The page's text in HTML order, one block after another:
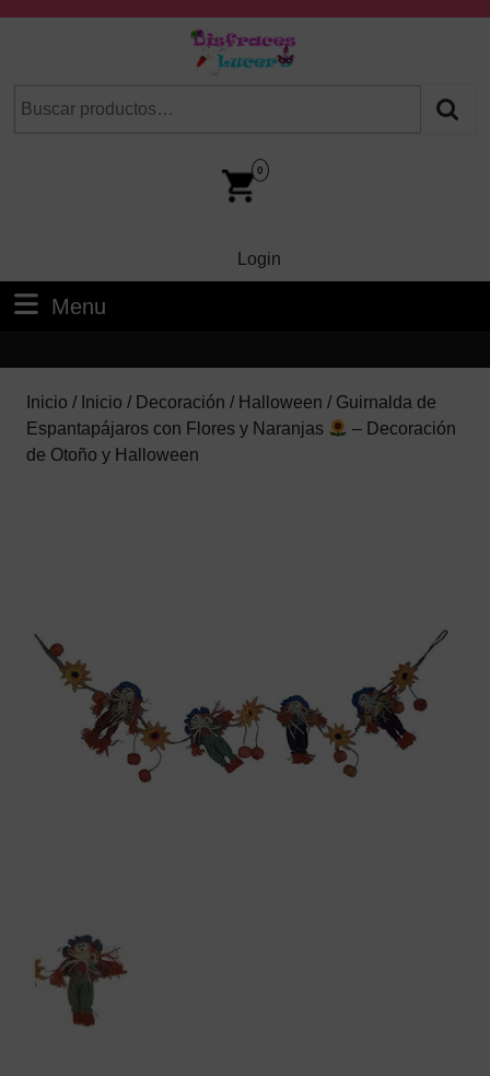
Cuando hay resultados autocompletados, puedes utilizar
0
LoginLogin
Menu
Inicio / Inicio / Decoración / Halloween / Guirnalda de
Espantapájaros con Flores y Naranjas
– Decoración
de Otoño y Halloween